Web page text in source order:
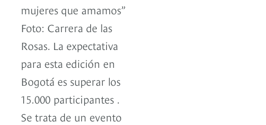
mujeres que amamos”
Foto: Carrera de las
Rosas. La expectativa
para esta edición en
Bogotá es superar los
15.000 participantes .
Se trata de un evento